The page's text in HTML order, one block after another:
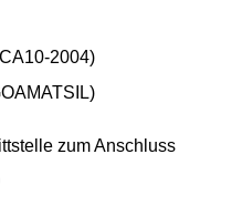
2004)
zum Anschluss